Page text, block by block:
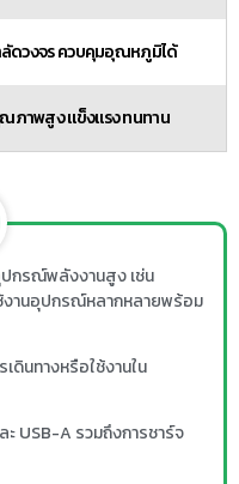
ดวงจร ควบคุมอุณหภูมิได้
ภาพสูง แข็งแรง ทนทาน
กรณ์พลังงานสูง เช่น
งานอุปกรณ์หลากหลายพร้อม
ดินทางหรือใช้งานใน
USB-A รวมถึงการชาร์จ